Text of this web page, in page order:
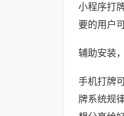
小程序打
要的用户
辅助安装
手机打牌
牌系统规